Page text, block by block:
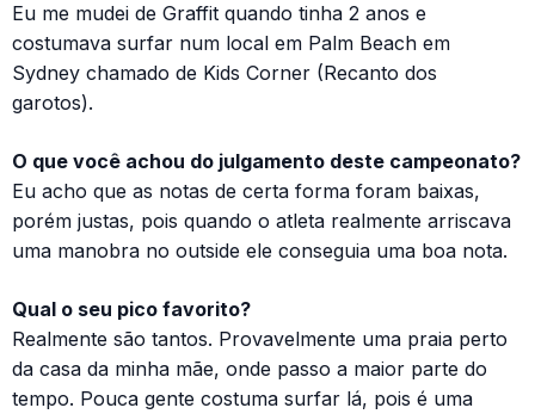
Eu me mudei de Graffit quando tinha 2 anos e
costumava surfar num local em Palm Beach em
Sydney chamado de Kids Corner (Recanto dos
garotos).
O que você achou do julgamento deste campeonato?
Eu acho que as notas de certa forma foram baixas,
porém justas, pois quando o atleta realmente arriscava
uma manobra no outside ele conseguia uma boa nota.
Qual o seu pico favorito?
Realmente são tantos. Provavelmente uma praia perto
da casa da minha mãe, onde passo a maior parte do
tempo. Pouca gente costuma surfar lá, pois é uma